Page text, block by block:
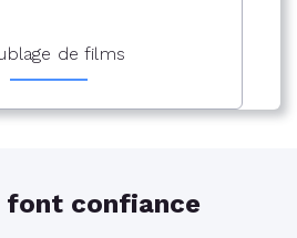
de films
font confiance